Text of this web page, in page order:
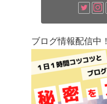
ブログ情報配信中